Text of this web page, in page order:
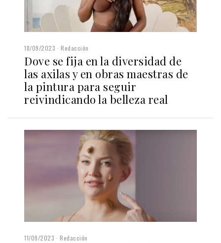
18/09/2023 Redacción
Dove se fija en la diversidad de
las axilas y en obras maestras de
la pintura para seguir
reivindicando la belleza real
11/09/2023 Redacción